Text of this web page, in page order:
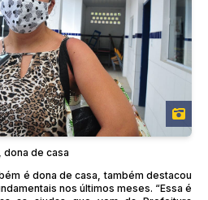
dona de casa
é dona de casa, também destacou
nos últimos meses. “Essa é